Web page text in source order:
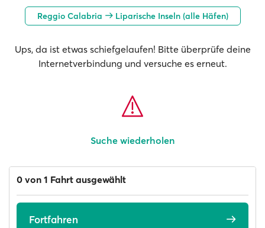
Reggio Calabria Liparische Inseln (alle Häfen)
Ups, da ist etwas schiefgelaufen! Bitte überprüfe deine
Internetverbindung und versuche es erneut.
Suche wiederholen
0 von 1 Fahrt ausgewählt
Fortfahren